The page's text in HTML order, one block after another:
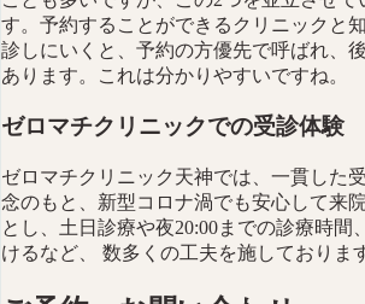
す。予約することができるクリニックと
診しにいくと、予約の方優先で呼ばれ、
あります。これは分かりやすいですね。
ゼロマチクリニックでの受診体験
ゼロマチクリニック天神では、一貫した
念のもと、新型コロナ渦でも安心して来
とし、土日診療や夜20:00までの診療時間
けるなど、 数多くの工夫を施しておりま